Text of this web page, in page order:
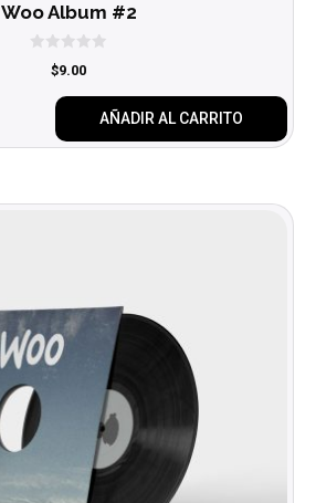
Woo Album #2
$9.00
AÑADIR AL CARRITO